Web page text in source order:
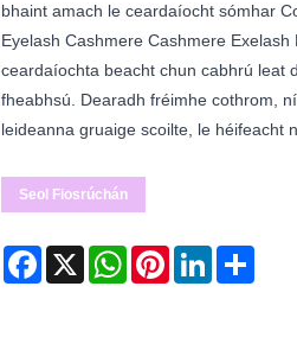
bhaint amach le ceardaíocht sómhar
Eyelash Cashmere Cashmere
ceardaíochta beacht chun cabhrú leat
fheabhsú. Dearadh fréimhe cothrom,
leideanna gruaige scoilte, le héifeacht
Seol Fiosrúchán
Facebook
X WhatsAppPinterestLinkedInShare